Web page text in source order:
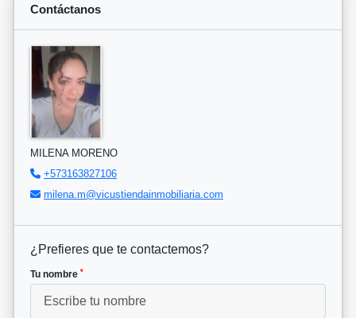
Contáctanos
MILENA MORENO
+573163827106
milena.m@vicustiendainmobiliaria.com
¿Prefieres que te contactemos?
Tu nombre *